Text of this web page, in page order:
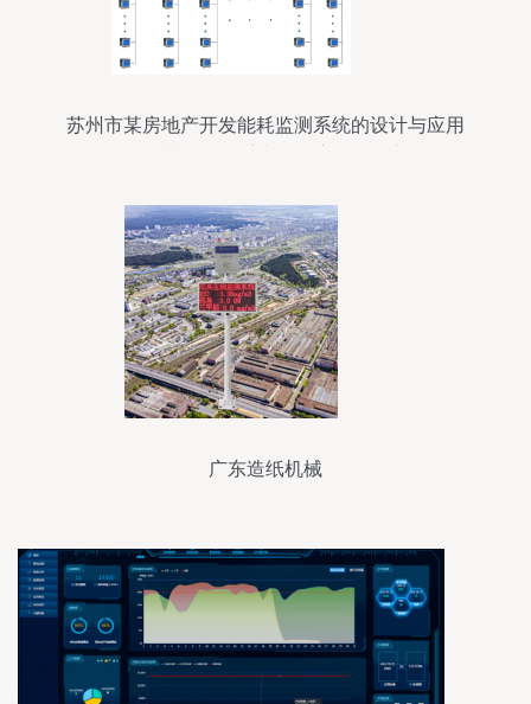
苏州市某房地产开发能耗监测系统的设计与应用
广东造纸机械